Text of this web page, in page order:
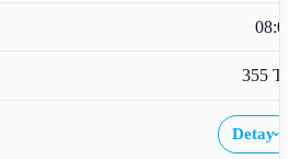
355
Detay›